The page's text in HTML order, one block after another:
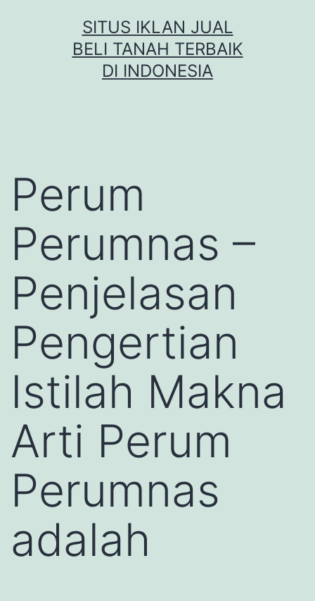
SITUS IKLAN JUAL
BELI TANAH TERBAIK
DI INDONESIA
Perum
Perumnas –
Penjelasan
Pengertian
Istilah Makna
Arti Perum
Perumnas
adalah